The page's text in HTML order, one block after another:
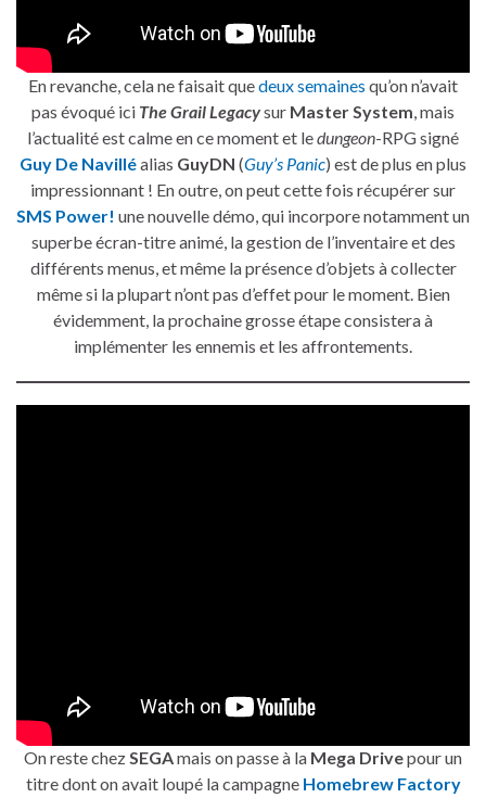
En revanche, cela ne faisait quedeux semaines qu’on n’avait
pas évoqué ici The Grail Legacysur Master System , mais
l’actualité est calme en ce moment et ledungeon-RPG signé
Guy De Navilléalias GuyDN (Guy’s Panic) est de plus en plus
impressionnant ! En outre, on peut cette fois récupérer sur
SMS Power! une nouvelle démo, qui incorpore notamment un
superbe écran-titre animé, la gestion de l’inventaire et des
différents menus, et même la présence d’objets à collecter
même si la plupart n’ont pas d’effet pour le moment. Bien
évidemment, la prochaine grosse étape consistera à
implémenter les ennemis et les affrontements.
On reste chezSEGAmais on passe à la Mega Drivepour un
titre dont on avait loupé la campagne Homebrew Factory